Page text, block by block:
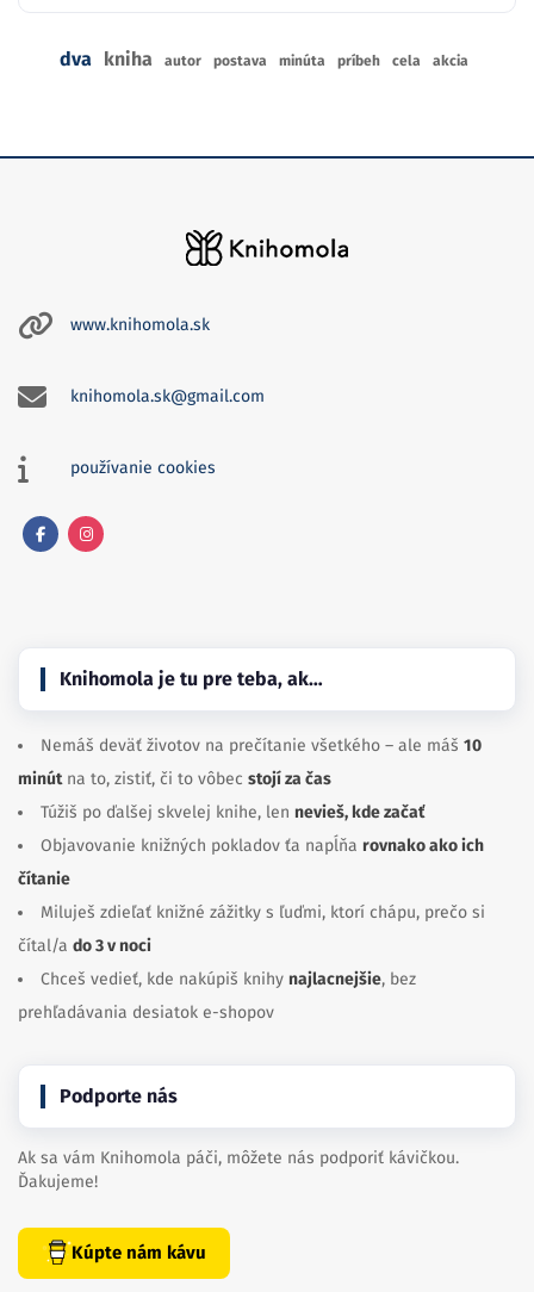
dva kniha autor postava minúta príbeh cela akcia
www.knihomola.sk
knihomola.sk@gmail.com
používanie cookies
Knihomola je tu pre teba, ak…
Nemáš deväť životov na prečítanie všetkého – ale máš 10
minútna to, zistiť, či to vôbec stojí za čas
Túžiš po ďalšej skvelej knihe, len nevieš, kde začať
Objavovanie knižných pokladov ťa napĺňa rovnako ako ich
čítanie
Miluješ zdieľať knižné zážitky s ľuďmi, ktorí chápu, prečo si
čítal/a do 3 v noci
Chceš vedieť, kde nakúpiš knihy najlacnejšie, bez
prehľadávania desiatok e-shopov
Podporte nás
Ak sa vám Knihomola páči, môžete nás podporiť kávičkou.
Ďakujeme!
Kúpte nám kávu